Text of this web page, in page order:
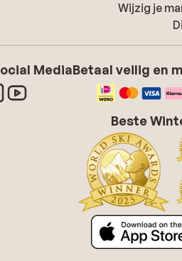
Wijzig je
MediaBetaal veilig en
Beste